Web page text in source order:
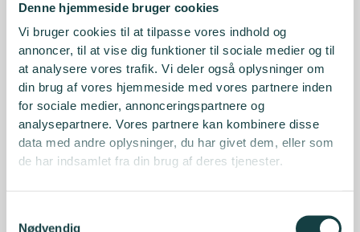
Denne hjemmeside bruger cookies
Vi bruger cookies til at tilpasse vores indhold og
annoncer, til at vise dig funktioner til sociale medier og til
at analysere vores trafik. Vi deler også oplysninger om
din brug af vores hjemmeside med vores partnere inden
for sociale medier, annonceringspartnere og
analysepartnere. Vores partnere kan kombinere disse
data med andre oplysninger, du har givet dem, eller som
de har indsamlet fra din brug af deres tjenester.
Nødvendig
Netværksdagen lægger samtidig op til, at du får indsigt
og erfaringer fra Lars Larsen Group. Det gør vi ved at
komme vidt omkring deres historie, visioner,
aktivkonstruktioner, investeringer og
investeringsfilosofier.
Netværksdagen indledes med en rundvisning hos
Selected Car Collection og deltagelse er frivillig.